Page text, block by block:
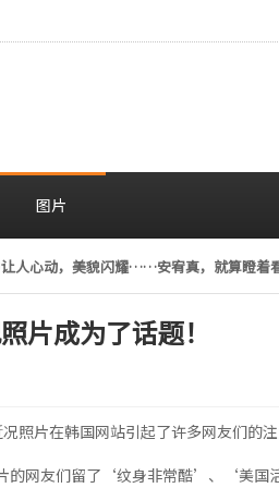
图片
获成功的郑妍，在TWICE成员中最瘦。
片成为了话题！
照片在韩国网站引起了许多网友们的注
的网友们留了‘纹身非常酷’、‘美